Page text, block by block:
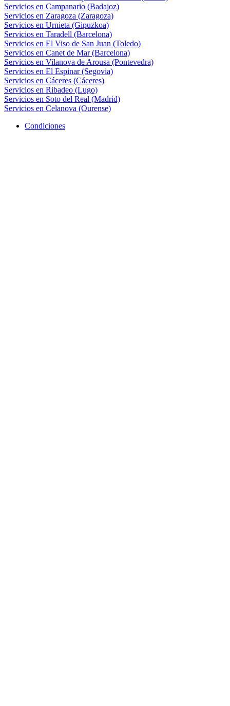
Servicios en Campanario (Badajoz)
Servicios en Zaragoza (Zaragoza)
Servicios en Urnieta (Gipuzkoa)
Servicios en Taradell (Barcelona)
Servicios en El Viso de San Juan (Toledo)
Servicios en Canet de Mar (Barcelona)
Servicios en Vilanova de Arousa (Pontevedra)
Servicios en El Espinar (Segovia)
Servicios en Cáceres (Cáceres)
Servicios en Ribadeo (Lugo)
Servicios en Soto del Real (Madrid)
Servicios en Celanova (Ourense)
Condiciones